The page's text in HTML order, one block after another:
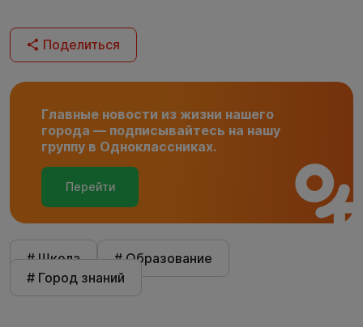
Поделиться
Главные новости из жизни нашего
города — подписывайтесь на нашу
группу в Одноклассниках.
Перейти
# Школа
# Образование
# Город знаний